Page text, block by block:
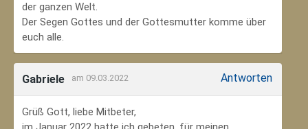
der ganzen Welt.
Der Segen Gottes und der Gottesmutter komme über
euch alle.
Gabriele am 09.03.2022 Antworten
Grüß Gott, liebe Mitbeter,